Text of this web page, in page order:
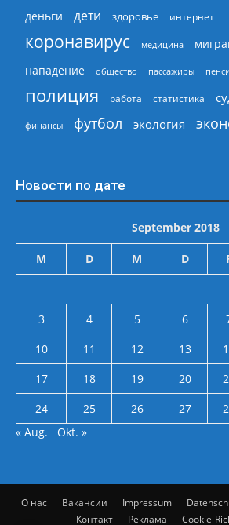
деньги дети здоровье интернет
коронавирус медицина
нападение
общество пассажиры
полиция работа статистика
финансы футбол экология
Новости по дате
September 2018
M D M D
3
4 5 6
10
11 12 13
17
18 19 20
24
25 26 27
« Aug.
Okt. »
О нас Вакансии Impressum
Контакт
Реклама Cookie-